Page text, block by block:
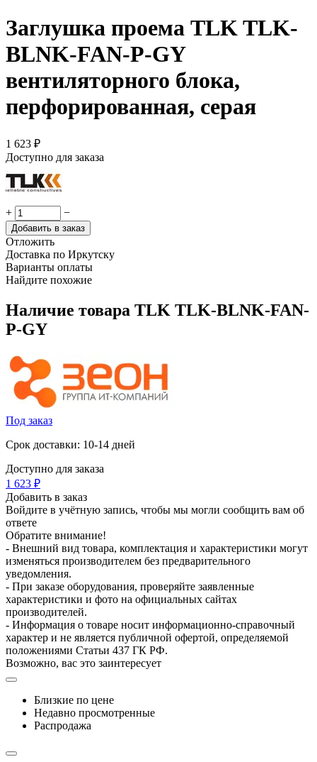
Заглушка проема TLK TLK-
BLNK-FAN-P-GY
вентиляторного блока,
перфорированная, серая
1 623 ₽
Доступно для заказа
+ −
Добавить в заказ
Отложить
Доставка по Иркутску
Варианты оплаты
Найдите похожие
Наличие товара TLK TLK-BLNK-FAN-
P-GY
Под заказ
Срок доставки: 10-14 дней
Доступно для заказа
1 623 ₽
Добавить в заказ
Войдите в учётную запись, чтобы мы могли сообщить вам об
ответе
Обратите внимание!
- Внешний вид товара, комплектация и характеристики могут
изменяться производителем без предварительного
уведомления.
- При заказе оборудования, проверяйте заявленные
характеристики и фото на официальных сайтах
производителей.
- Информация о товаре носит информационно-справочный
характер и не является публичной офертой, определяемой
положениями Статьи 437 ГК РФ.
Возможно, вас это заинтересует
Близкие по цене
Недавно просмотренные
Распродажа